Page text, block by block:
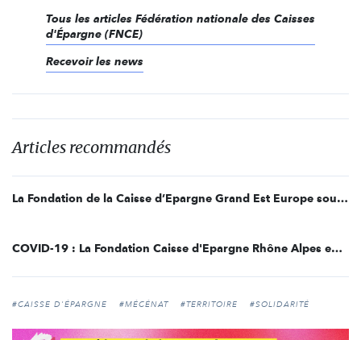
Tous les articles Fédération nationale des Caisses
d'Épargne (FNCE)
Recevoir les news
Articles recommandés
La Fondation de la Caisse d’Epargne Grand Est Europe soutient Simplon.co
COVID-19 : La Fondation Caisse d'Epargne Rhône Alpes engage 500 000 euros à destination des établissements hospitaliers de sa région
#CAISSE D'ÉPARGNE #MÉCÉNAT #TERRITOIRE #SOLIDARITÉ